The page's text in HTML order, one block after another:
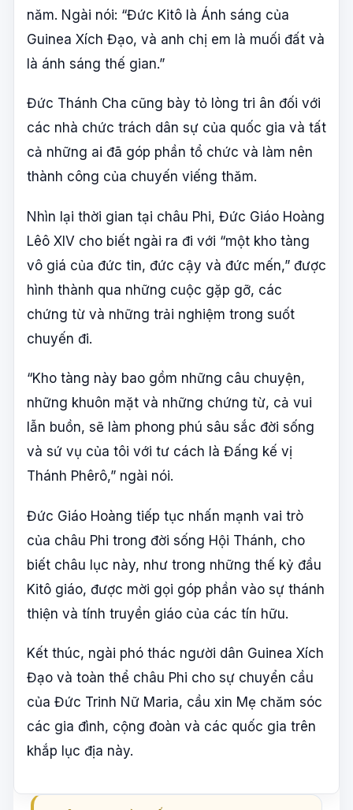
năm. Ngài nói: “Đức Kitô là Ánh sáng của
Guinea Xích Đạo, và anh chị em là muối đất và
là ánh sáng thế gian.”
Đức Thánh Cha cũng bày tỏ lòng tri ân đối với
các nhà chức trách dân sự của quốc gia và tất
cả những ai đã góp phần tổ chức và làm nên
thành công của chuyến viếng thăm.
Nhìn lại thời gian tại châu Phi, Đức Giáo Hoàng
Lêô XIV cho biết ngài ra đi với “một kho tàng
vô giá của đức tin, đức cậy và đức mến,” được
hình thành qua những cuộc gặp gỡ, các
chứng từ và những trải nghiệm trong suốt
chuyến đi.
“Kho tàng này bao gồm những câu chuyện,
những khuôn mặt và những chứng từ, cả vui
lẫn buồn, sẽ làm phong phú sâu sắc đời sống
và sứ vụ của tôi với tư cách là Đấng kế vị
Thánh Phêrô,” ngài nói.
Đức Giáo Hoàng tiếp tục nhấn mạnh vai trò
của châu Phi trong đời sống Hội Thánh, cho
biết châu lục này, như trong những thế kỷ đầu
Kitô giáo, được mời gọi góp phần vào sự thánh
thiện và tính truyền giáo của các tín hữu.
Kết thúc, ngài phó thác người dân Guinea Xích
Đạo và toàn thể châu Phi cho sự chuyển cầu
của Đức Trinh Nữ Maria, cầu xin Mẹ chăm sóc
các gia đình, cộng đoàn và các quốc gia trên
khắp lục địa này.